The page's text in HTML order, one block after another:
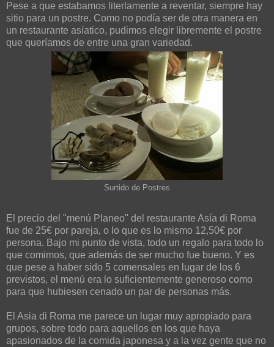
Pese a que estabamos literlamente a reventar, siempre hay
sitio para un postre. Como no podía ser de otra manera en
un restaurante asíatico, pudimos elegir libremente el postre
que queríamos de entre una gran variedad.
Surtido de Postres
El precio del "menú Planeo" del restaurante Asía di Roma
fue de 25€ por pareja, o lo que es lo mismo 12,50€ por
persona. Bajo mi punto de vista, todo un regalo para todo lo
que comimos, que además de ser mucho fue bueno. Y es
que pese a haber sido 5 comensales en lugar de los 6
previstos, el menú era lo suficientemente generoso como
para que hubiesen cenado un par de personas más.
El Asia di Roma me parece un lugar muy apropiado para
grupos, sobre todo para aquellos en los que haya
apasionados de la comida japonesa y a la vez gente que no